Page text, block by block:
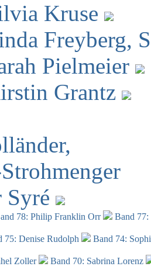
Kruse
Freyberg,
Pielmeier
Grantz
Syré
78: Philip Franklin Orr
Band
75: Denise Rudolph
Band 74:
Zoller
Band 70: Sabrina Lorenz